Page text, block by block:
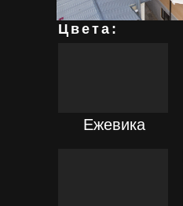
Ежевика
Цвета: